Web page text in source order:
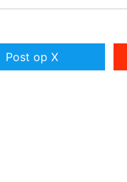
Post op X